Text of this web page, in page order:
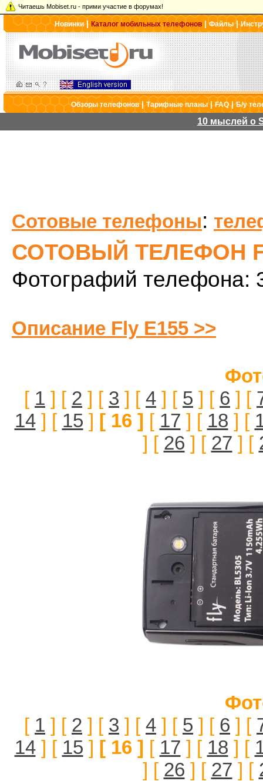
Читаешь Mobiset.ru - прими участие в форумах!
Новинки|Каталог мобильных телефонов |Файлы|
Обзоры телефонов|Тарифные планы|FAQ|Б/у
10 мыслей о
Сотовые телефоны:
СОТОВЫЙ ТЕЛЕФОН
Фотографий телефона:
Описание Fly E155 >>
[ 1 ] [ 2 ] [ 3 ] [ 4 ] [ 5 ] [ 6 ] [
14] [ 15 ] [ 16 ] [ 17 ] [ 18 ] [
] [ 26 ] [ 27 ] [
[ 1 ] [ 2 ] [ 3 ] [ 4 ] [ 5 ] [ 6 ] [
14] [ 15 ] [ 16 ] [ 17 ] [ 18 ] [
] [ 26 ] [ 27 ] [